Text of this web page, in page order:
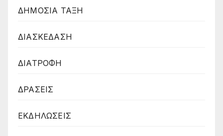
ΔΗΜΟΣΙΑ ΤΑΞΗ
ΔΙΑΣΚΕΔΑΣΗ
ΔΙΑΤΡΟΦΗ
ΔΡΑΣΕΙΣ
ΕΚΔΗΛΩΣΕΙΣ